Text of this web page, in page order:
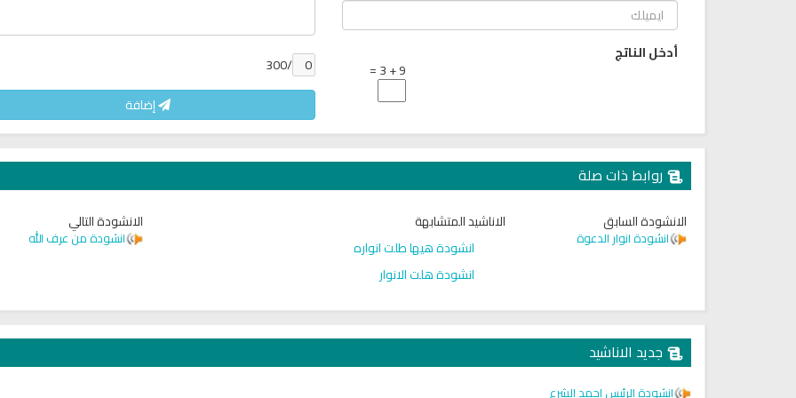
أدخل الناتج
9 + 3 =
/300
إضافة
روابط ذات صلة
الانشودة السابق
انشودة انوار الدعوة
الاناشيد المتشابهة
انشودة هيها طلت انواره
انشودة هلت الانوار
الانشودة التالي
انشودة من عرف الله
جديد الاناشيد
انشودة الرئيس احمد الشرع
الشيخ فارس عباد المباشر